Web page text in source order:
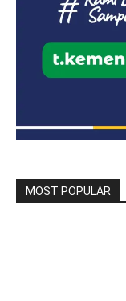
MOST POPULAR